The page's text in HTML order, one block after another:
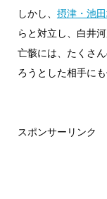
しかし、 摂津・池
らと対立し、白井
亡骸には、たくさ
ろうとした相手に
スポンサーリンク